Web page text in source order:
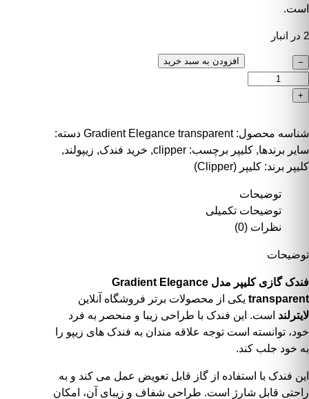
است.
2 در انبار
فندک گازی کلیپر مدل Gradient Elegance transparent عدد
−
+
افزودن به سبد خرید
شناسه محصول:Gradient Elegance transparent دسته:
سایر برندها, کلیپر برچسب: clipper
, خرید فندک, زیپولند,
کلیپر برند: کلیپر (Clipper)
توضیحات
توضیحات تکمیلی
نظرات (0)
توضیحات
فندک گازی کلیپر مدل Gradient Elegance
transparent یکی از محصولات برتر فروشگاه آنلاین
لایترلند است. این فندک با طراحی زیبا و منحصر به فرد
خود، توانسته است توجه علاقه مندان به فندک های زیپو را
به خود جلب کند.
این فندک با استفاده از گاز قابل تعویض عمل می کند و به
راحتی قابل شارژ است. طراحی شفاف و زیبای آن، امکان